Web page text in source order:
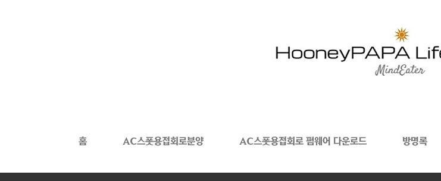
홈 AC스폿용접회로분양 AC스폿용접회로 펌웨어 다운로드 방명록